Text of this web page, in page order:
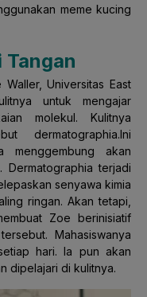
meme kucing
Tangan
Universitas East
untuk mengajar
molekul. Kulitnya
dermatographia.Ini
akan
Dermatographia terjadi
senyawa kimia
ringan. Akan tetapi,
Zoe berinisiatif
Mahasiswanya
hari. Ia pun akan
dipelajari di kulitnya.